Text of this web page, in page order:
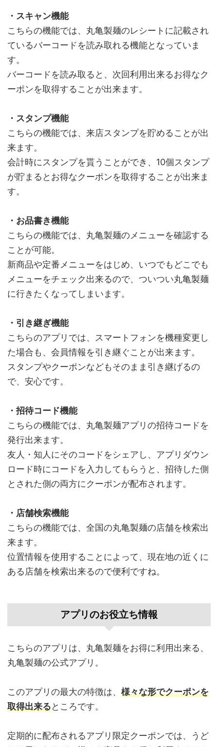
・スキャン機能
こちらの機能では、丸亀製麺のレシートに記載され
ているバーコードを読み取れる機能となっていま
す。
バーコードを読み取ると、次回利用出来るお得なク
ーポンを取得することが出来ます。
・スタンプ機能
こちらの機能では、来店スタンプを貯めることが出
来ます。
会計時にスタンプを貰うことができ、10個スタンプ
が貯まるとお得なクーポンを取得することが出来ま
す。
・お品書き機能
こちらの機能では、丸亀製麺のメニューを確認する
ことが可能。
新商品や定番メニューをはじめ、いつでもどこでも
メニューをチェック出来るので、ついつい丸亀製麺
に行きたくなってしまいます。
・引き継ぎ機能
こちらのアプリでは、スマートフォンを機種変更し
た場合も、会員情報を引き継ぐことが出来ます。
スタンプやクーポンなどもそのまま引き継げるの
で、安心です。
・招待コード機能
こちらの機能では、丸亀製麺アプリの招待コードを
発行出来ます。
友人・知人にそのコードをシェアし、アプリダウン
ロード時にコードを入力してもらうと、招待した側
とされた側の両方にクーポンが配布されます。
・店舗検索機能
こちらの機能では、全国の丸亀製麺の店舗を検索出
来ます。
位置情報を使用することによって、現在地の近くに
ある店舗を検索出来るので便利ですね。
アプリのお役立ち情報
こちらのアプリは、丸亀製麺をお得に利用出来る、
丸亀製麺の公式アプリ。
このアプリの最大の特徴は、 様々な形でクーポンを
取得出来るところです。
定期的に配布されるアプリ限定クーポンでは、うど